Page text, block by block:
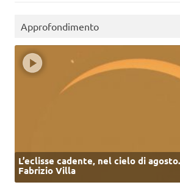
Approfondimento
L’eclisse cadente, nel cielo di
Fabrizio Villa